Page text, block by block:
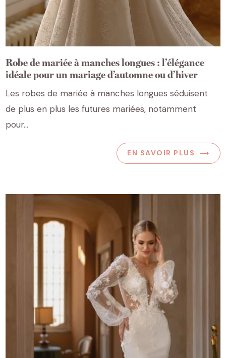
Robe de mariée à manches longues : l’élégance
idéale pour un mariage d’automne ou d’hiver
Les robes de mariée à manches longues séduisent
de plus en plus les futures mariées, notamment
pour…
EN SAVOIR PLUS